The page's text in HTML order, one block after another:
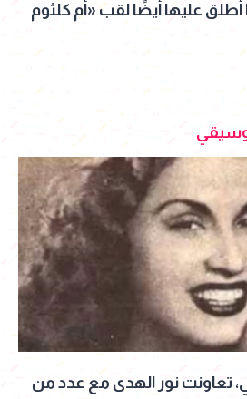
عليها أيضًا لقب «أم كلثوم
تعاونت نور الهدى مع عدد من